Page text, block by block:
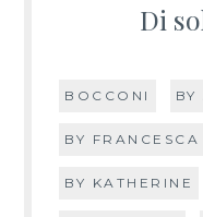
Di
BOCCONI BY
BY FRANCESCA
BY KATHERINE